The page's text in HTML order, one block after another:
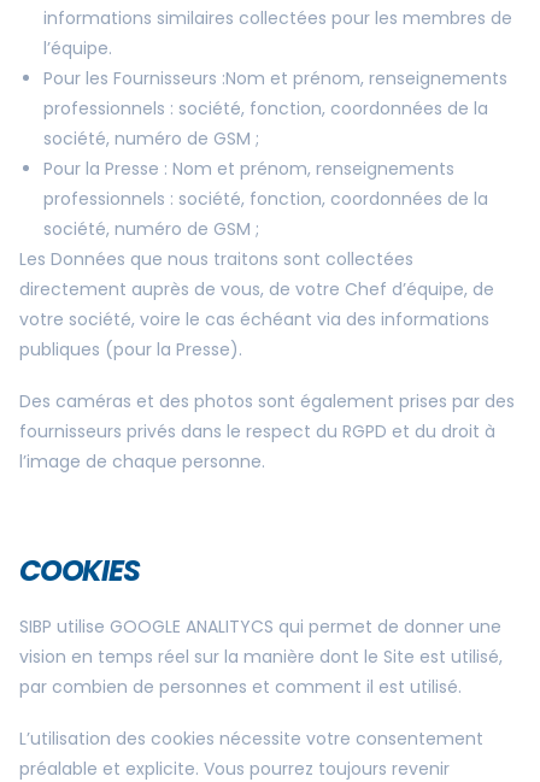
informations similaires collectées pour les membres de
l’équipe.
Pour les Fournisseurs :Nom et prénom, renseignements
professionnels : société, fonction, coordonnées de la
société, numéro de GSM ;
Pour la Presse : Nom et prénom, renseignements
professionnels : société, fonction, coordonnées de la
société, numéro de GSM ;
Les Données que nous traitons sont collectées
directement auprès de vous, de votre Chef d’équipe, de
votre société, voire le cas échéant via des informations
publiques (pour la Presse).
Des caméras et des photos sont également prises par des
fournisseurs privés dans le respect du RGPD et du droit à
l’image de chaque personne.
COOKIES
SIBP utilise GOOGLE ANALITYCS qui permet de donner une
vision en temps réel sur la manière dont le Site est utilisé,
par combien de personnes et comment il est utilisé.
L’utilisation des cookies nécessite votre consentement
préalable et explicite. Vous pourrez toujours revenir